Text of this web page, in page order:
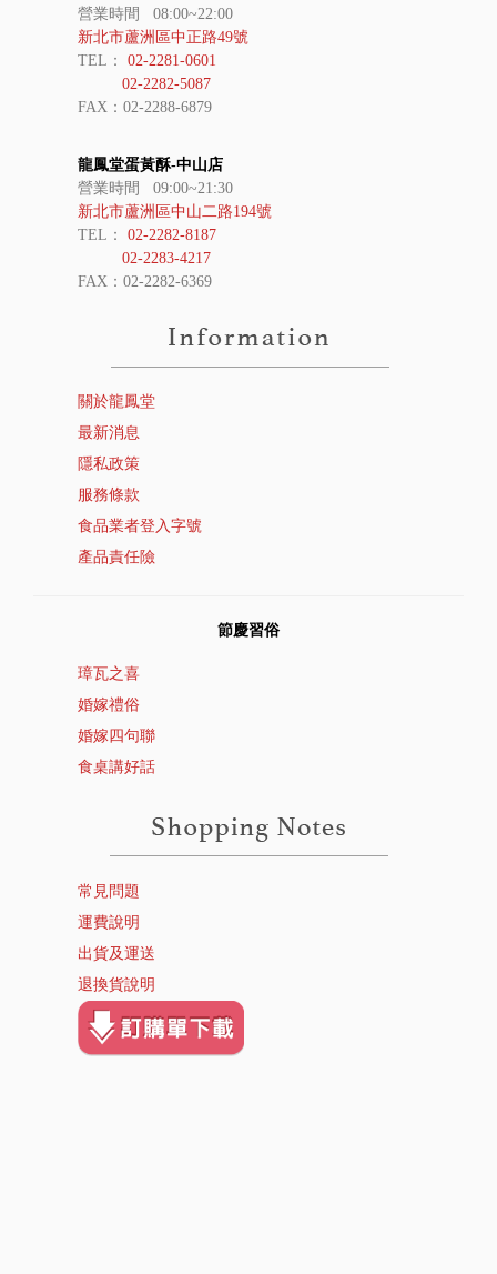
營業時間 08:00~22:00
新北市蘆洲區中正路49號
TEL： 02-2281-0601
02-2282-5087
FAX：02-2288-6879
龍鳳堂蛋黃酥-中山店
營業時間 09:00~21:30
新北市蘆洲區中山二路194號
TEL： 02-2282-8187
02-2283-4217
FAX：02-2282-6369
關於龍鳳堂
最新消息
隱私政策
服務條款
食品業者登入字號
產品責任險
節慶習俗
璋瓦之喜
婚嫁禮俗
婚嫁四句聯
食桌講好話
常見問題
運費說明
出貨及運送
退換貨說明